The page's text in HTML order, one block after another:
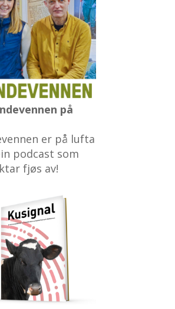
på
er på lufta
podcast som
fjøs av!